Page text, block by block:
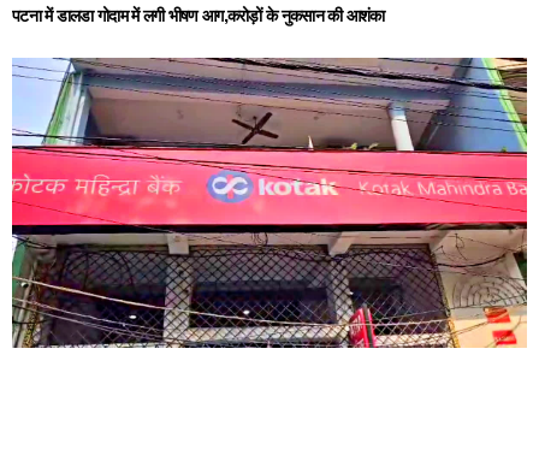
पटना में डालडा गोदाम में लगी भीषण आग,करोड़ों के नुकसान की आशंका